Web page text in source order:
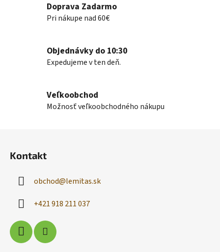
i
e
v
k
p
Doprava Zadarmo
Pri nákupe nad 60€
Objednávky do 10:30
Expedujeme v ten deň.
Veľkoobchod
Možnosť veľkoobchodného nákupu
Kontakt
obchod@lemitas.sk
+421 918 211 037